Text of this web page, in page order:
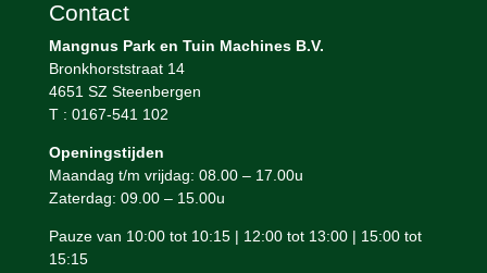
Contact
Mangnus Park en Tuin Machines B.V.
Bronkhorststraat 14
4651 SZ Steenbergen
T : 0167-541 102
Openingstijden
Maandag t/m vrijdag: 08.00 – 17.00u
Zaterdag: 09.00 – 15.00u
Pauze van 10:00 tot 10:15 | 12:00 tot 13:00 | 15:00 tot
15:15